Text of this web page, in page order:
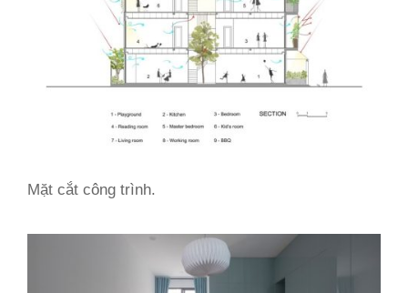
Mặt cắt công trình.